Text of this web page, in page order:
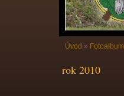
Úvod » Fotoalbum
rok 2010